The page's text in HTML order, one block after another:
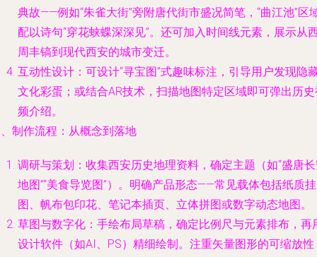
典故——例如“朱雀大街”旁附唐代街市盛况简笔，“曲江池”区
配以诗句“穿花蛱蝶深深见”。还可加入时间线元素，展示从
周丰镐到现代西安的城市变迁。
互动性设计：可设计“寻宝图”式趣味标注，引导用户发现隐
文化彩蛋；或结合AR技术，扫描地图特定区域即可弹出历
频介绍。
制作流程：从概念到落地
调研与策划：收集西安历史地理资料，确定主题（如“盛唐
地图”“美食导览图”）。明确产品形态——常见载体包括纸质挂
图、帆布包印花、笔记本插页、立体拼图或数字动态地图。
草图与数字化：手绘布局草稿，确定比例尺与元素排布，再
设计软件（如AI、PS）精细绘制。注重矢量图形的可缩放性